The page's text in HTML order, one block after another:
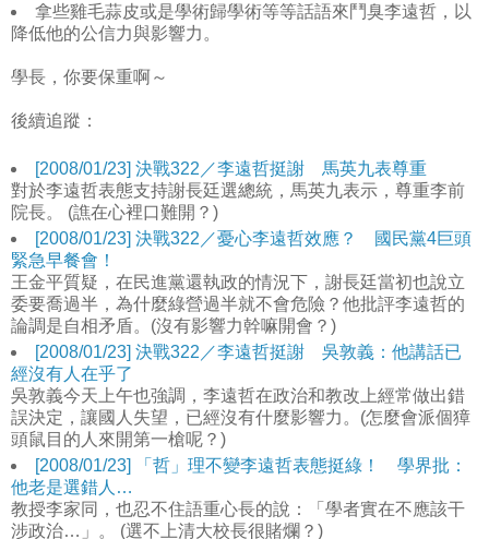
拿些雞毛蒜皮或是學術歸學術等等話語來鬥臭李遠哲，以
降低他的公信力與影響力。
學長，你要保重啊～
後續追蹤：
[2008/01/23] 決戰322／李遠哲挺謝 馬英九表尊重
對於李遠哲表態支持謝長廷選總統，馬英九表示，尊重李前
院長。 (譙在心裡口難開？)
[2008/01/23] 決戰322／憂心李遠哲效應？ 國民黨4巨頭
緊急早餐會！
王金平質疑，在民進黨還執政的情況下，謝長廷當初也說立
委要喬過半，為什麼綠營過半就不會危險？他批評李遠哲的
論調是自相矛盾。(沒有影響力幹嘛開會？)
[2008/01/23] 決戰322／李遠哲挺謝 吳敦義：他講話已
經沒有人在乎了
吳敦義今天上午也強調，李遠哲在政治和教改上經常做出錯
誤決定，讓國人失望，已經沒有什麼影響力。(怎麼會派個獐
頭鼠目的人來開第一槍呢？)
[2008/01/23] 「哲」理不變李遠哲表態挺綠！ 學界批：
他老是選錯人…
教授李家同，也忍不住語重心長的說：「學者實在不應該干
涉政治…」。 (選不上清大校長很賭爛？)